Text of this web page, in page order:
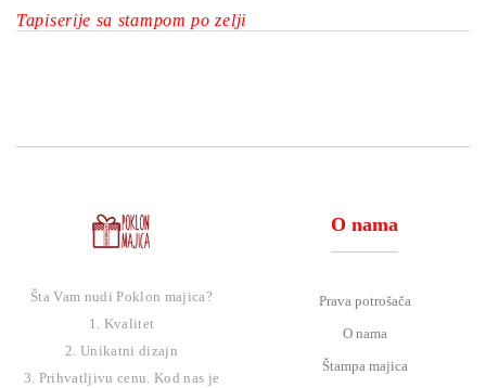
Tapiserije sa stampom po zelji
Šta Vam nudi Poklon majica?
1. Kvalitet
2. Unikatni dizajn
3. Prihvatljivu cenu. Kod nas je
O nama
Prava potrošača
O nama
Štampa majica